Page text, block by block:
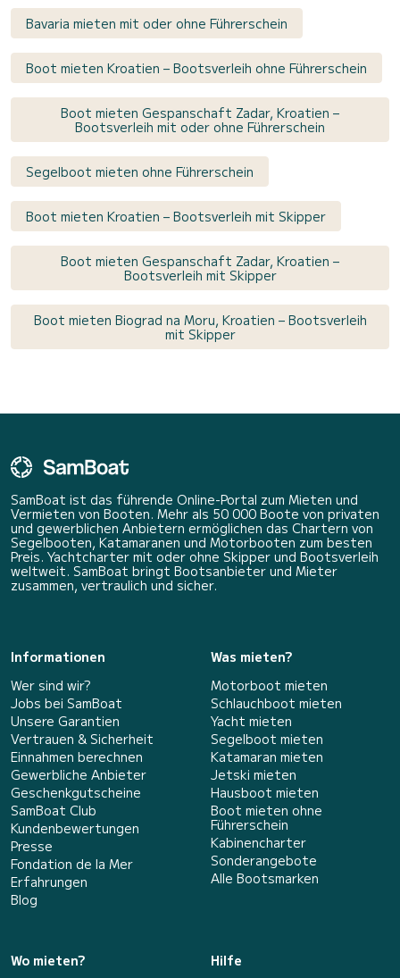
Bavaria mieten mit oder ohne Führerschein
Boot mieten Kroatien – Bootsverleih ohne Führerschein
Boot mieten Gespanschaft Zadar, Kroatien –
Bootsverleih mit oder ohne Führerschein
Segelboot mieten ohne Führerschein
Boot mieten Kroatien – Bootsverleih mit Skipper
Boot mieten Gespanschaft Zadar, Kroatien –
Bootsverleih mit Skipper
Boot mieten Biograd na Moru, Kroatien – Bootsverleih
mit Skipper
SamBoat ist das führende Online-Portal zum Mieten und
Vermieten von Booten. Mehr als 50 000 Boote von privaten
und gewerblichen Anbietern ermöglichen das Chartern von
Segelbooten, Katamaranen und Motorbooten zum besten
Preis. Yachtcharter mit oder ohne Skipper und Bootsverleih
weltweit. SamBoat bringt Bootsanbieter und Mieter
zusammen, vertraulich und sicher.
Informationen
Wer sind wir?
Jobs bei SamBoat
Unsere Garantien
Vertrauen & Sicherheit
Einnahmen berechnen
Gewerbliche Anbieter
Geschenkgutscheine
SamBoat Club
Kundenbewertungen
Presse
Fondation de la Mer
Erfahrungen
Blog
Was mieten?
Motorboot mieten
Schlauchboot mieten
Yacht mieten
Segelboot mieten
Katamaran mieten
Jetski mieten
Hausboot mieten
Boot mieten ohne
Führerschein
Kabinencharter
Sonderangebote
Alle Bootsmarken
Wo mieten?
Hilfe